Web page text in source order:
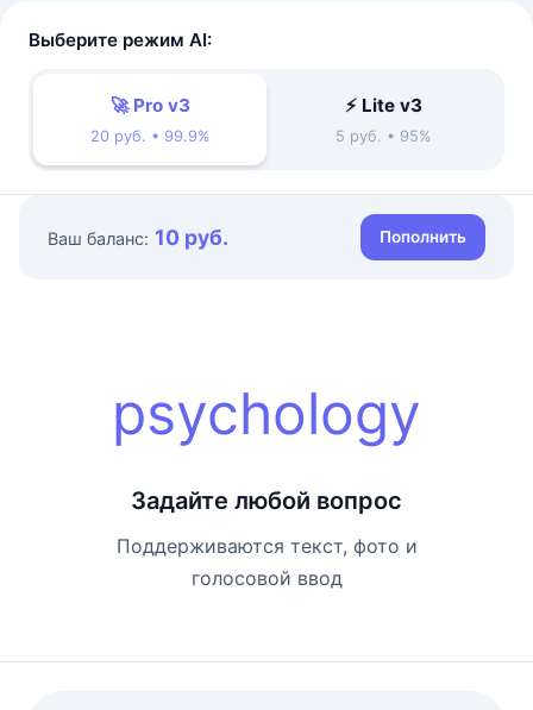
Выберите режим AI:
🚀 Pro v3
20 руб. • 99.9%
⚡ Lite v3
5 руб. • 95%
Ваш баланс: 10 руб. Пополнить
psychology
Задайте любой вопрос
Поддерживаются текст, фото и
голосовой ввод